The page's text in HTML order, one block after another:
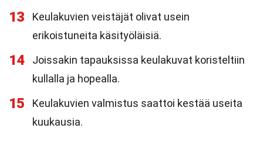
13
Keulakuvien veistäjät olivat usein
erikoistuneita käsityöläisiä.
14
Joissakin tapauksissa keulakuvat koristeltiin
kullalla ja hopealla.
15
Keulakuvien valmistus saattoi kestää useita
kuukausia.